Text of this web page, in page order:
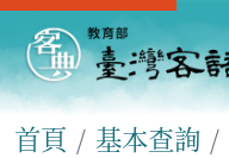
首頁 基本查詢